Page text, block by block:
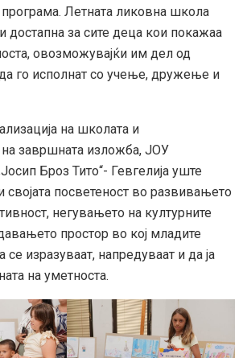
програма. Летната ликовна школа
достапна за сите деца кои покажаа
овозможувајќи им дел од
го исполнат со учење, дружење и
на школата и
завршната изложба, ЈОУ
Броз Тито“- Гевгелија уште
својата посветеност во развивањето
негувањето на културните
простор во кој младите
изразуваат, напредуваат и да ја
на уметноста.